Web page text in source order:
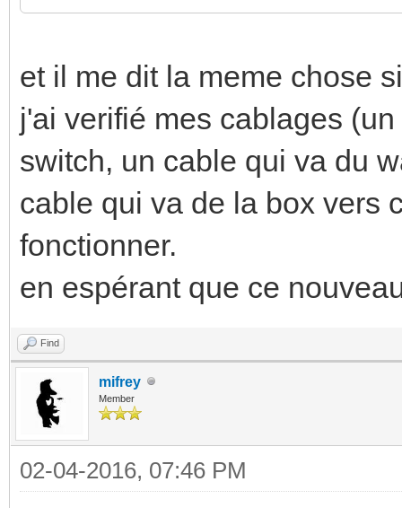
et il me dit la meme chose
j'ai verifié mes cablages
switch, un cable qui va du
cable qui va de la box vers
fonctionner.
en espérant que ce
Find
mifrey
Member
02-04-2016, 07:46 PM